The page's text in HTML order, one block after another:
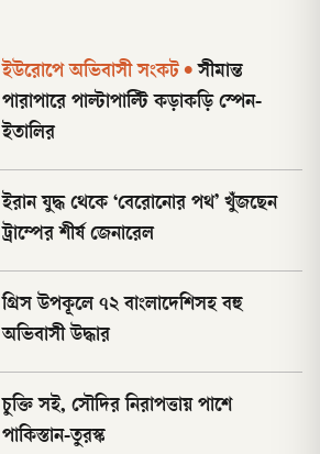
ইউরোপে অভিবাসী সংকট • সীমান্ত
পারাপারে পাল্টাপাল্টি কড়াকড়ি স্পেন-
ইতালির
ইরান যুদ্ধ থেকে ‘বেরোনোর পথ’ খুঁজছেন
ট্রাম্পের শীর্ষ জেনারেল
গ্রিস উপকূলে ৭২ বাংলাদেশিসহ বহু
অভিবাসী উদ্ধার
চুক্তি সই, সৌদির নিরাপত্তায় পাশে
পাকিস্তান-তুরস্ক